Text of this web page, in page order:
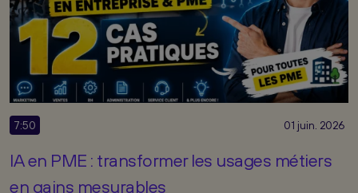
7:50 01 juin. 2026
IA en PME : transformer les usages métiers
en gains mesurables